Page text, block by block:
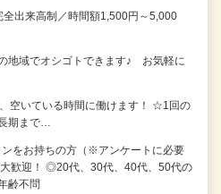
出来高制／時間額1,500円～5,000
地域でオシゴトできます♪ お気軽に
空いている時間に働けます！ ☆1回の
期まで…
をお持ちの方（※アンケートに必要
歓迎！ ◎20代、30代、40代、50代の
齢不問